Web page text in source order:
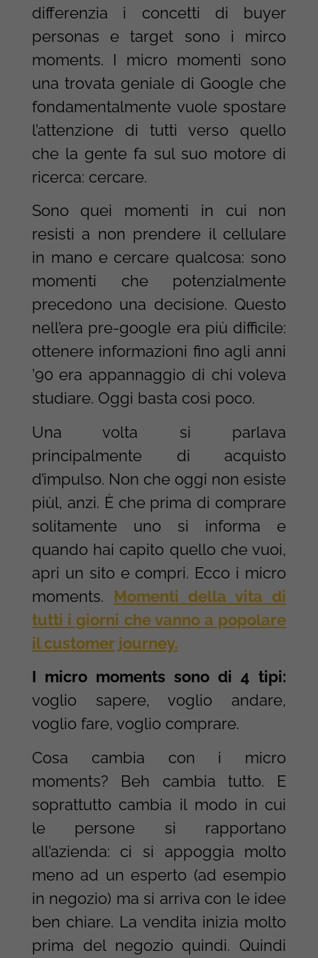
differenzia i concetti di buyer
personas e target sono i mirco
moments. I micro momenti sono
una trovata geniale di Google che
fondamentalmente vuole spostare
l’attenzione di tutti verso quello
che la gente fa sul suo motore di
ricerca: cercare.
Sono quei momenti in cui non
resisti a non prendere il cellulare
in mano e cercare qualcosa: sono
momenti che potenzialmente
precedono una decisione. Questo
nell’era pre-google era più difficile:
ottenere informazioni fino agli anni
’90 era appannaggio di chi voleva
studiare. Oggi basta così poco.
Una volta si parlava
principalmente di acquisto
d’impulso. Non che oggi non esiste
piùl, anzi. È che prima di comprare
solitamente uno si informa e
quando hai capito quello che vuoi,
apri un sito e compri. Ecco i micro
moments. Momenti della vita di
tutti i giorni che vanno a popolare
il customer journey.
I micro moments sono di 4 tipi:
voglio sapere, voglio andare,
voglio fare, voglio comprare.
Cosa cambia con i micro
moments? Beh cambia tutto. E
soprattutto cambia il modo in cui
le persone si rapportano
all’azienda: ci si appoggia molto
meno ad un esperto (ad esempio
in negozio) ma si arriva con le idee
ben chiare. La vendita inizia molto
prima del negozio quindi. Quindi